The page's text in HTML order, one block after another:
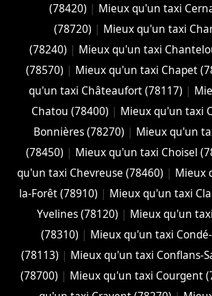
(78420) | Mieux qu'un taxi
(78720) | Mieux qu'un taxi
(78240) | Mieux qu'un taxi
(78570) | Mieux qu'un taxi Chapet
qu'un taxi Châteaufort (78117) |
Chatou (78400) | Mieux qu'un taxi
Bonnières (78270) | Mieux qu'un
(78450) | Mieux qu'un taxi Choisel
qu'un taxi Chevreuse (78460) | Mieux
la-Forêt (78910) | Mieux qu'un taxi
Yvelines (78120) | Mieux qu'un
(78310) | Mieux qu'un taxi
(78113) | Mieux qu'un taxi Conflans-
(78700) | Mieux qu'un taxi Courgent